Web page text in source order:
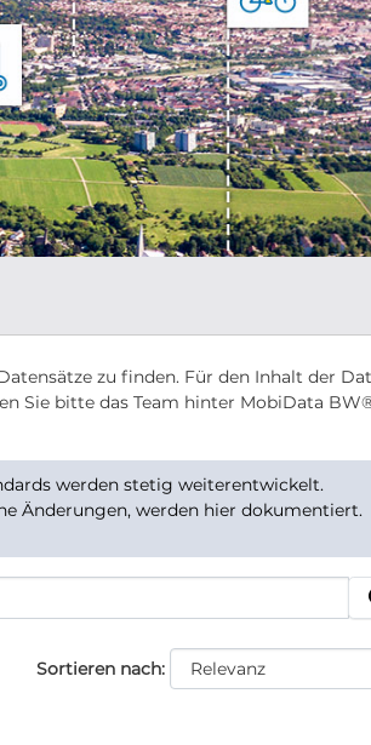
zu finden. Für den Inhalt der
Sie bitte das Team hinter MobiData
werden stetig weiterentwickelt.
Änderungen, werden hier dokumentiert.
Sortieren nach